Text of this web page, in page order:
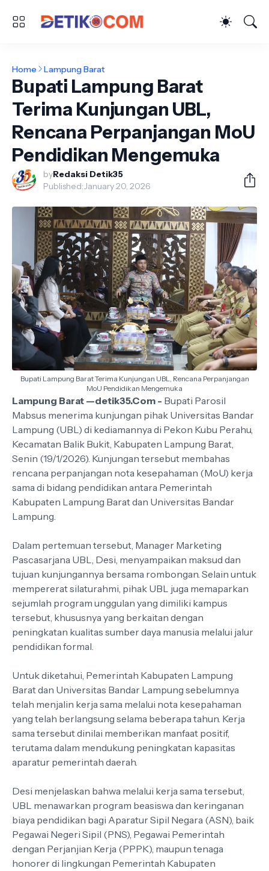
Home Lampung Barat
Bupati Lampung Barat
Terima Kunjungan UBL,
Rencana Perpanjangan MoU
Pendidikan Mengemuka
byRedaksi Detik35
Published:January 20, 2026
Bupati Lampung Barat Terima Kunjungan UBL, Rencana Perpanjangan
MoU Pendidikan Mengemuka
Lampung Barat —detik35.Com - Bupati Parosil
Mabsus menerima kunjungan pihak Universitas Bandar
Lampung (UBL) di kediamannya di Pekon Kubu Perahu,
Kecamatan Balik Bukit, Kabupaten Lampung Barat,
Senin (19/1/2026). Kunjungan tersebut membahas
rencana perpanjangan nota kesepahaman (MoU) kerja
sama di bidang pendidikan antara Pemerintah
Kabupaten Lampung Barat dan Universitas Bandar
Lampung.
Dalam pertemuan tersebut, Manager Marketing
Pascasarjana UBL, Desi, menyampaikan maksud dan
tujuan kunjungannya bersama rombongan. Selain untuk
mempererat silaturahmi, pihak UBL juga memaparkan
sejumlah program unggulan yang dimiliki kampus
tersebut, khususnya yang berkaitan dengan
peningkatan kualitas sumber daya manusia melalui jalur
pendidikan formal.
Untuk diketahui, Pemerintah Kabupaten Lampung
Barat dan Universitas Bandar Lampung sebelumnya
telah menjalin kerja sama melalui nota kesepahaman
yang telah berlangsung selama beberapa tahun. Kerja
sama tersebut dinilai memberikan manfaat positif,
terutama dalam mendukung peningkatan kapasitas
aparatur pemerintah daerah.
Desi menjelaskan bahwa melalui kerja sama tersebut,
UBL menawarkan program beasiswa dan keringanan
biaya pendidikan bagi Aparatur Sipil Negara (ASN), baik
Pegawai Negeri Sipil (PNS), Pegawai Pemerintah
dengan Perjanjian Kerja (PPPK), maupun tenaga
honorer di lingkungan Pemerintah Kabupaten